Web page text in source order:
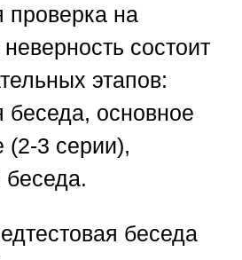
проверка на
состоит
этапов:
беседа, основное
(2-3 серии),
беседа.
беседа